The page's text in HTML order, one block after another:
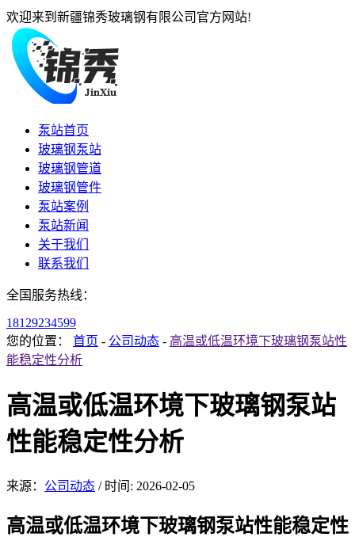
欢迎来到新疆锦秀玻璃钢有限公司官方网站!
泵站首页
玻璃钢泵站
玻璃钢管道
玻璃钢管件
泵站案例
泵站新闻
关于我们
联系我们
全国服务热线：
18129234599
您的位置： 首页 - 公司动态 - 高温或低温环境下玻璃钢泵站性
能稳定性分析
高温或低温环境下玻璃钢泵站
性能稳定性分析
来源： 公司动态 / 时间: 2026-02-05
高温或低温环境下玻璃钢泵站性能稳定性